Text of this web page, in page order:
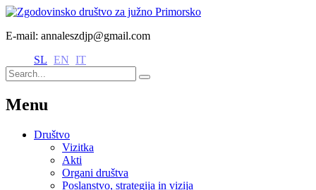
E-mail: annaleszdjp@gmail.com
SL EN IT
Menu
Društvo
Vizitka
Akti
Organi društva
Poslanstvo, strategija in vizija